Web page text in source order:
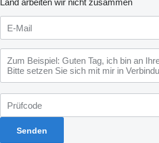
Land arbeiten wir nicht zusammen